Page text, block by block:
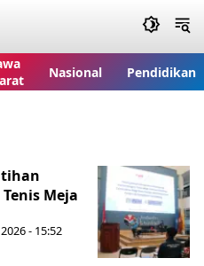
Nasional Pendidikan
Meja
- 15:52